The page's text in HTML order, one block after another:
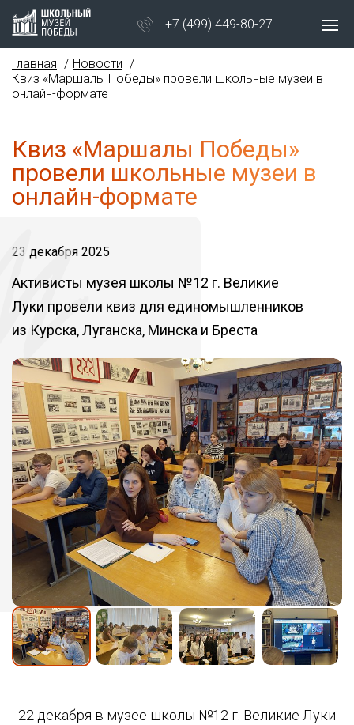
+7 (499) 449-80-27
Главная
Новости
Квиз «Маршалы Победы» провели школьные музеи в
онлайн-формате
Квиз «Маршалы Победы»
провели школьные музеи в
онлайн-формате
23 декабря 2025
Активисты музея школы №12 г. Великие
Луки провели квиз для единомышленников
из Курска, Луганска, Минска и Бреста
22 декабря в музее школы №12 г. Великие Луки